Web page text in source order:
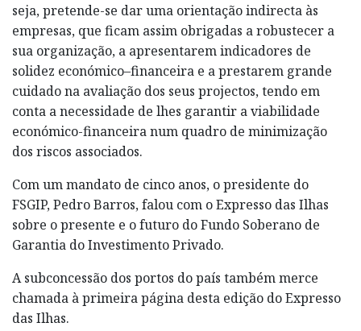
seja, pretende-se dar uma orientação indirecta às
empresas, que ficam assim obrigadas a robustecer a
sua organização, a apresentarem indicadores de
solidez económico–financeira e a prestarem grande
cuidado na avaliação dos seus projectos, tendo em
conta a necessidade de lhes garantir a viabilidade
económico-financeira num quadro de minimização
dos riscos associados.
Com um mandato de cinco anos, o presidente do
FSGIP, Pedro Barros, falou com o Expresso das Ilhas
sobre o presente e o futuro do Fundo Soberano de
Garantia do Investimento Privado.
A subconcessão dos portos do país também merce
chamada à primeira página desta edição do Expresso
das Ilhas.